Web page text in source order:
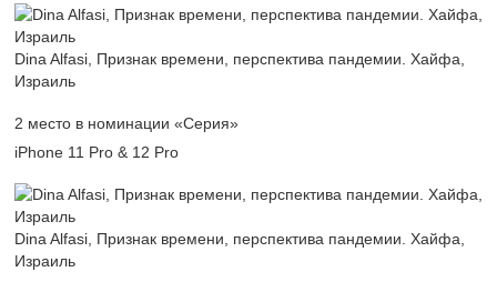
Dina Alfasi, Признак времени, перспектива пандемии. Хайфа,
Израиль
2 место в номинации «Серия»
iPhone 11 Pro & 12 Pro
Dina Alfasi, Признак времени, перспектива пандемии. Хайфа,
Израиль